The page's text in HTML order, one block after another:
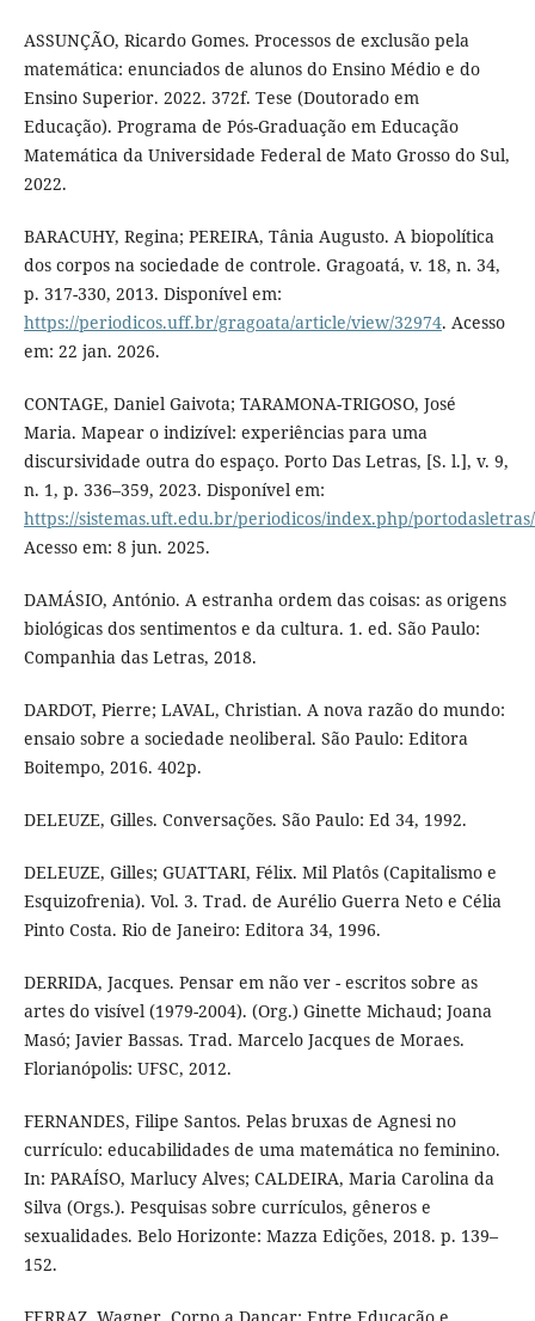
ASSUNÇÃO, Ricardo Gomes. Processos de exclusão pela
matemática: enunciados de alunos do Ensino Médio e do
Ensino Superior. 2022. 372f. Tese (Doutorado em
Educação). Programa de Pós-Graduação em Educação
Matemática da Universidade Federal de Mato Grosso do Sul,
2022.
BARACUHY, Regina; PEREIRA, Tânia Augusto. A biopolítica
dos corpos na sociedade de controle. Gragoatá, v. 18, n. 34,
p. 317-330, 2013. Disponível em:
https://periodicos.uff.br/gragoata/article/view/32974. Acesso
em: 22 jan. 2026.
CONTAGE, Daniel Gaivota; TARAMONA-TRIGOSO, José
Maria. Mapear o indizível: experiências para uma
discursividade outra do espaço. Porto Das Letras, [S. l.], v. 9,
n. 1, p. 336–359, 2023. Disponível em:
https://sistemas.uft.edu.br/periodicos/index.php/
Acesso em: 8 jun. 2025.
DAMÁSIO, António. A estranha ordem das coisas: as origens
biológicas dos sentimentos e da cultura. 1. ed. São Paulo:
Companhia das Letras, 2018.
DARDOT, Pierre; LAVAL, Christian. A nova razão do mundo:
ensaio sobre a sociedade neoliberal. São Paulo: Editora
Boitempo, 2016. 402p.
DELEUZE, Gilles. Conversações. São Paulo: Ed 34, 1992.
DELEUZE, Gilles; GUATTARI, Félix. Mil Platôs (Capitalismo e
Esquizofrenia). Vol. 3. Trad. de Aurélio Guerra Neto e Célia
Pinto Costa. Rio de Janeiro: Editora 34, 1996.
DERRIDA, Jacques. Pensar em não ver - escritos sobre as
artes do visível (1979-2004). (Org.) Ginette Michaud; Joana
Masó; Javier Bassas. Trad. Marcelo Jacques de Moraes.
Florianópolis: UFSC, 2012.
FERNANDES, Filipe Santos. Pelas bruxas de Agnesi no
currículo: educabilidades de uma matemática no feminino.
In: PARAÍSO, Marlucy Alves; CALDEIRA, Maria Carolina da
Silva (Orgs.). Pesquisas sobre currículos, gêneros e
sexualidades. Belo Horizonte: Mazza Edições, 2018. p. 139–
152.